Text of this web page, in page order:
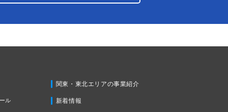
ル
関東・東北エリアの事業紹介
新着情報